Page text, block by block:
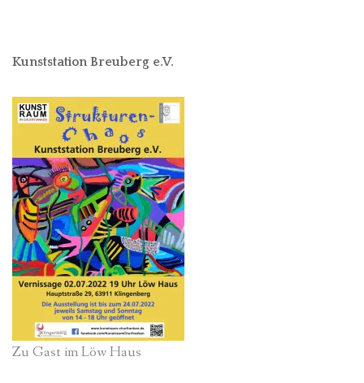
Kunststation Breuberg e.V.
Zu Gast im Löw Haus